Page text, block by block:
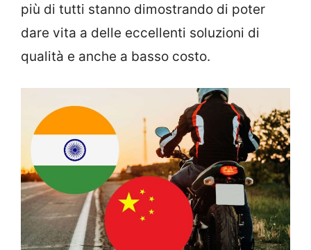
più di tutti stanno dimostrando di poter
dare vita a delle eccellenti soluzioni di
qualità e anche a basso costo.